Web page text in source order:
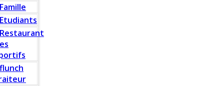
Famille
Etudiants
Restaurant
flunch